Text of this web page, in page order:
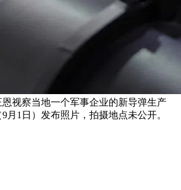
视察当地一个军事企业的新导弹生产
月1日）发布照片，拍摄地点未公开。